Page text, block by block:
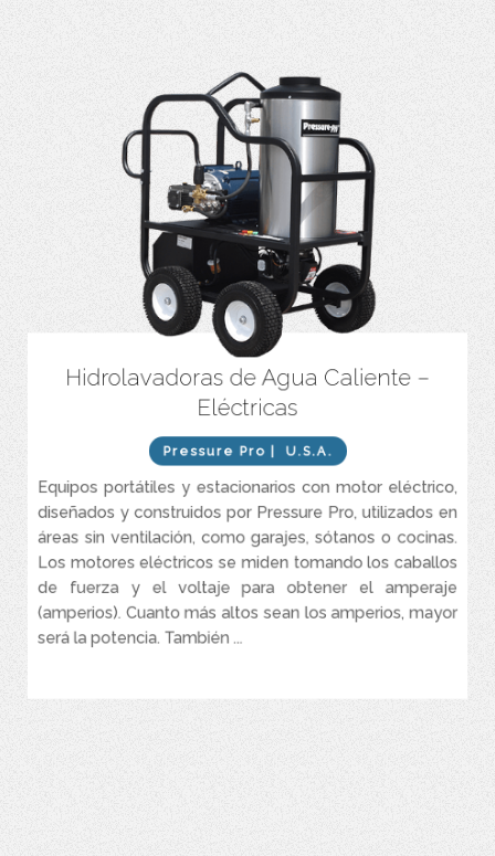
Hidrolavadoras de Agua Caliente –
Eléctricas
Pressure Pro| U.S.A.
Equipos portátiles y estacionarios con motor eléctrico,
diseñados y construidos por Pressure Pro, utilizados en
áreas sin ventilación, como garajes, sótanos o cocinas.
Los motores eléctricos se miden tomando los caballos
de fuerza y el voltaje para obtener el amperaje
(amperios). Cuanto más altos sean los amperios, mayor
será la potencia. También ...
Motor eléctrico.
Caudales entres 4 y 4.3 GPM.
Presiones entre 2.000 y 3.500 PSI.